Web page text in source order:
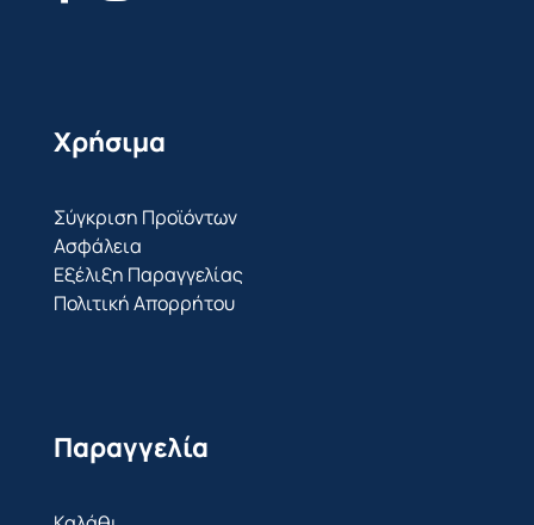
Χρήσιμα
Σύγκριση Προϊόντων
Ασφάλεια
Εξέλιξη Παραγγελίας
Πολιτική Απορρήτου
Παραγγελία